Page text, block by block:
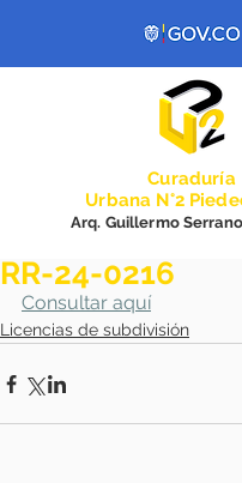
Curaduría
Urbana N°2
Arq. Guillermo
RR-24-0216
Consultar aquí
Licencias de subdivisión